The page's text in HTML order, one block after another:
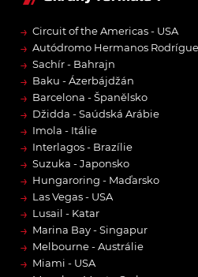
→ Circuit of the Americas - USA
→ Autódromo Hermanos
→ Sachír - Bahrajn
→ Baku - Ázerbájdžán
→ Barcelona - Španělsko
→ Džidda - Saúdská Arábie
→ Imola - Itálie
→ Interlagos - Brazílie
→ Suzuka - Japonsko
→ Hungaroring - Maďarsko
→ Las Vegas - USA
→ Lusail - Katar
→ Marina Bay - Singapur
→ Melbourne - Austrálie
→ Miami - USA